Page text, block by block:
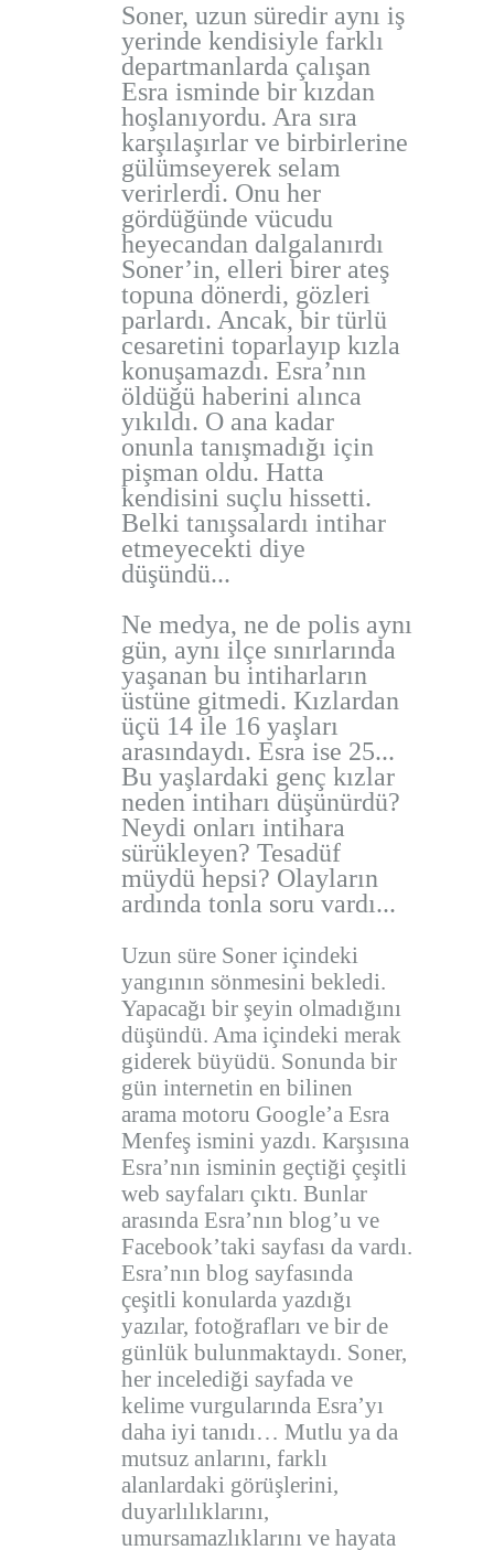
Soner, uzun süredir aynı iş
yerinde kendisiyle farklı
departmanlarda çalışan
Esra isminde bir kızdan
hoşlanıyordu. Ara sıra
karşılaşırlar ve birbirlerine
gülümseyerek selam
verirlerdi. Onu her
gördüğünde vücudu
heyecandan dalgalanırdı
Soner’in, elleri birer ateş
topuna dönerdi, gözleri
parlardı. Ancak, bir türlü
cesaretini toparlayıp kızla
konuşamazdı. Esra’nın
öldüğü haberini alınca
yıkıldı. O ana kadar
onunla tanışmadığı için
pişman oldu. Hatta
kendisini suçlu hissetti.
Belki tanışsalardı intihar
etmeyecekti diye
düşündü...
Ne medya, ne de polis aynı
gün, aynı ilçe sınırlarında
yaşanan bu intiharların
üstüne gitmedi. Kızlardan
üçü 14 ile 16 yaşları
arasındaydı. Esra ise 25...
Bu yaşlardaki genç kızlar
neden intiharı düşünürdü?
Neydi onları intihara
sürükleyen? Tesadüf
müydü hepsi? Olayların
ardında tonla soru vardı...
Uzun süre Soner içindeki
yangının sönmesini bekledi.
Yapacağı bir şeyin olmadığını
düşündü. Ama içindeki merak
giderek büyüdü. Sonunda bir
gün internetin en bilinen
arama motoru Google’a Esra
Menfeş ismini yazdı. Karşısına
Esra’nın isminin geçtiği çeşitli
web sayfaları çıktı. Bunlar
arasında Esra’nın blog’u ve
Facebook’taki sayfası da vardı.
Esra’nın blog sayfasında
çeşitli konularda yazdığı
yazılar, fotoğrafları ve bir de
günlük bulunmaktaydı. Soner,
her incelediği sayfada ve
kelime vurgularında Esra’yı
daha iyi tanıdı… Mutlu ya da
mutsuz anlarını, farklı
alanlardaki görüşlerini,
duyarlılıklarını,
umursamazlıklarını ve hayata